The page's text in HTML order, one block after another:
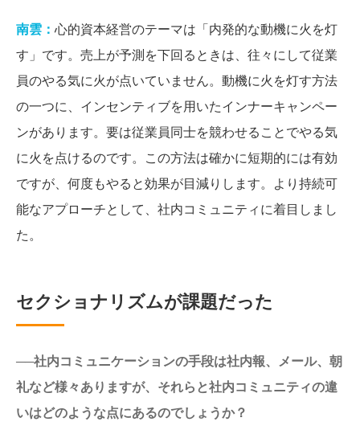
南雲： 心的資本経営のテーマは「内発的な動機に火を灯
す」です。売上が予測を下回るときは、往々にして従業
員のやる気に火が点いていません。動機に火を灯す方法
の一つに、インセンティブを用いたインナーキャンペー
ンがあります。要は従業員同士を競わせることでやる気
に火を点けるのです。この方法は確かに短期的には有効
ですが、何度もやると効果が目減りします。より持続可
能なアプローチとして、社内コミュニティに着目しまし
た。
セクショナリズムが課題だった
──社内コミュニケーションの手段は社内報、メール、朝
礼など様々ありますが、それらと社内コミュニティの違
いはどのような点にあるのでしょうか？